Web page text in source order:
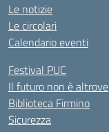
Le notizie
Le circolari
Calendario eventi
Festival PUC
Il futuro non è altrove
Biblioteca Firmino
Sicurezza